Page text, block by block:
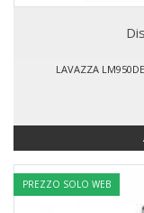
LAVAZZA
PREZZO SOLO WEB